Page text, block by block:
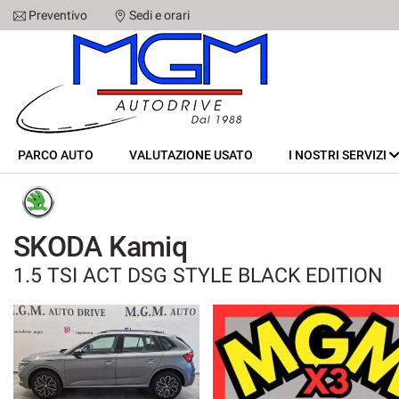
PARCO AUTO
VALUTAZIONE USATO
I NOSTRI SERVIZI
CHI SIAMO
SEDI
STAFF
CONTATTI
Preventivo Sedi e orari
PARCO AUTO VALUTAZIONE USATO I NOSTRI SERVIZI
SKODA Kamiq
1.5 TSI ACT DSG STYLE BLACK EDITION
Le
consenso
seguente
pannello
ti
consente
esprimere
tue
di
consenso
alle
tecnologie
di